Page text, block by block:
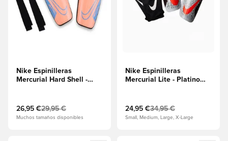
Nike Espinilleras
Mercurial Hard Shell -
26,95 €29,95 €
Muchos tamaños disponibles
Nike Espinilleras
Mercurial Lite - Platino
24,95 €34,95 €
Small, Medium, Large, X-Large